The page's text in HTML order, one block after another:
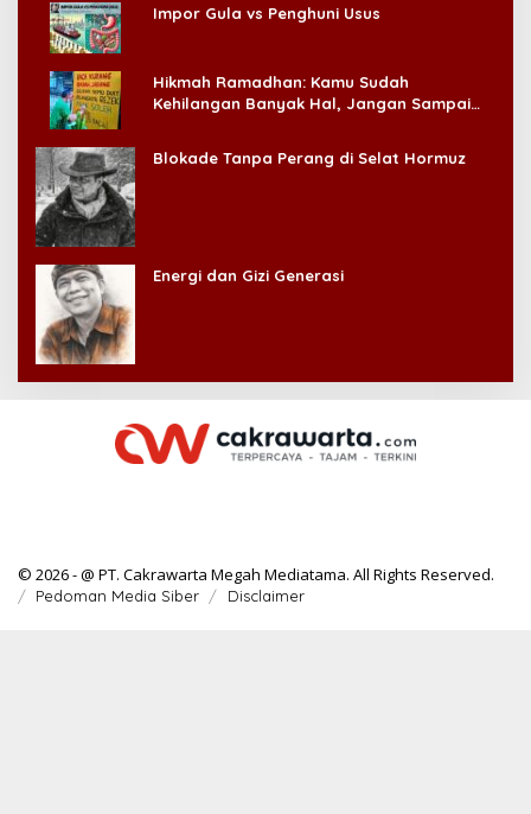
Impor Gula vs Penghuni Usus
Hikmah Ramadhan: Kamu Sudah
Kehilangan Banyak Hal, Jangan Sampai
Blokade Tanpa Perang di Selat Hormuz
Energi dan Gizi Generasi
© 2026 - @ PT. Cakrawarta Megah Mediatama. All Rights Reserved.
Pedoman Media Siber Disclaimer